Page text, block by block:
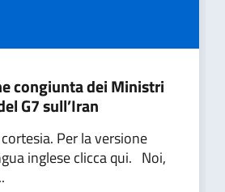
congiunta dei Ministri
G7 sull’Iran
Per la versione
inglese clicca qui. Noi,